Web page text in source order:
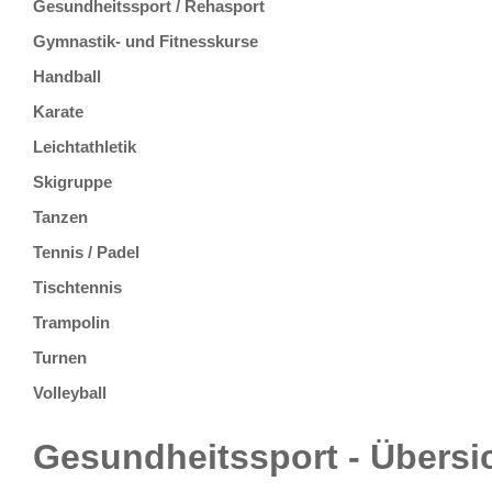
Gesundheitssport / Rehasport
Gymnastik- und Fitnesskurse
Handball
Karate
Leichtathletik
Skigruppe
Tanzen
Tennis / Padel
Tischtennis
Trampolin
Turnen
Volleyball
Gesundheitssport -